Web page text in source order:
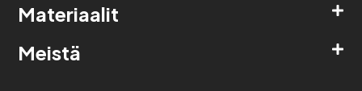
Materiaalit
Meistä